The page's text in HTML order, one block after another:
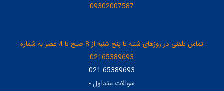
09302007587
تماس تلفنی در روزهای شنبه تا پنج شنبه از 8 صبح تا 4 عصر به شماره
02165389693
021-65389693
سوالات متداول-